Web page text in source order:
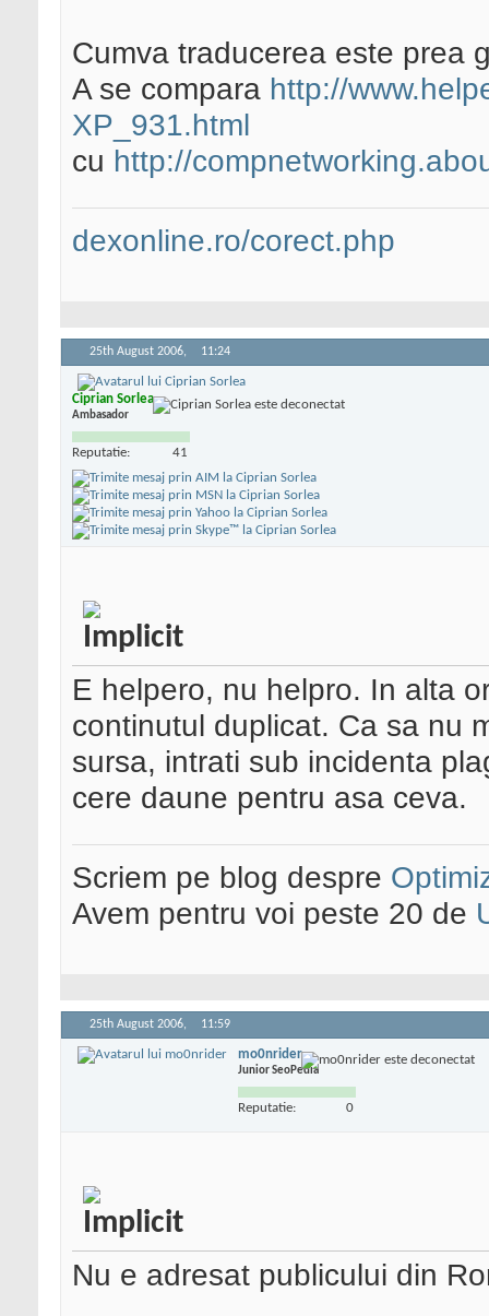
Cumva traducerea este prea
A se compara http://
XP_931.html
cu http://
dexonline.ro/corect.php
25th August 2006, 11:24
Ciprian Sorlea
Ambasador
Reputatie: 41
E helpero, nu helpro. In alta
continutul duplicat. Ca sa nu
sursa, intrati sub incidenta
cere daune pentru asa ceva.
Scriem pe blog despre
Avem pentru voi peste 20 de
25th August 2006, 11:59
mo0nrider
Junior SeoPedia
Reputatie: 0
Nu e adresat publicului din